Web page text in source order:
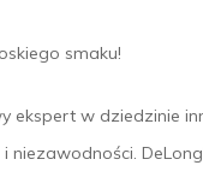
smaku!
ekspert w dziedzinie
niezawodności.